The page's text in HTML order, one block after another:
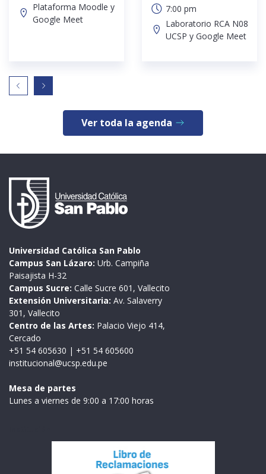
Plataforma Moodle y
Google Meet
7:00 pm
Laboratorio RCA N08
UCSP y Google Meet
Ver toda la agenda
Universidad Católica San Pablo
Campus San Lázaro: Urb. Campiña
Paisajista H-32
Campus Sucre: Calle Sucre 601, Vallecito
Extensión Universitaria: Av. Salaverry
301, Vallecito
Centro de las Artes: Palacio Viejo 414,
Cercado
+51 54 605630 | +51 54 605600
institucional@ucsp.edu.pe
Mesa de partes
Lunes a viernes de 9:00 a 17:00 horas